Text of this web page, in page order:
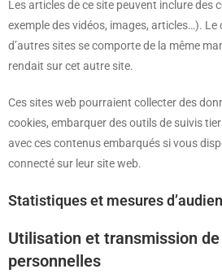
Les articles de ce site peuvent inclure des
exemple des vidéos, images, articles…).
d’autres sites se comporte de la même
rendait sur cet autre site.
Ces sites web pourraient collecter des
cookies, embarquer des outils de suivis
avec ces contenus embarqués si vous
connecté sur leur site web.
Statistiques et mesures
Utilisation et transmission
personnelles